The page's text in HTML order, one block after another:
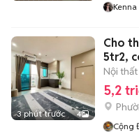
Kenna
3 phút trước 4
Cho
5tr2,
Nội
5,2
Cộng